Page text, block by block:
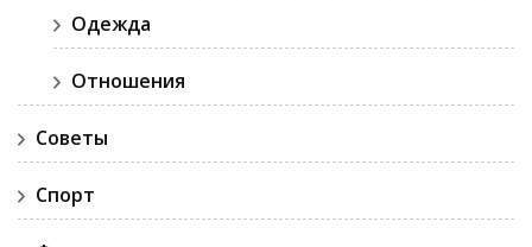
Одежда
Отношения
Советы
Спорт